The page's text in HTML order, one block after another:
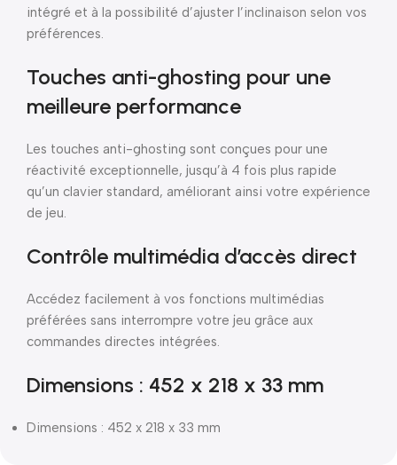
intégré et à la possibilité d’ajuster l’inclinaison selon vos
préférences.
Touches anti-ghosting pour une
meilleure performance
Les touches anti-ghosting sont conçues pour une
réactivité exceptionnelle, jusqu’à 4 fois plus rapide
qu’un clavier standard, améliorant ainsi votre expérience
de jeu.
Contrôle multimédia d’accès direct
Accédez facilement à vos fonctions multimédias
préférées sans interrompre votre jeu grâce aux
commandes directes intégrées.
Dimensions : 452 x 218 x 33 mm
Dimensions : 452 x 218 x 33 mm